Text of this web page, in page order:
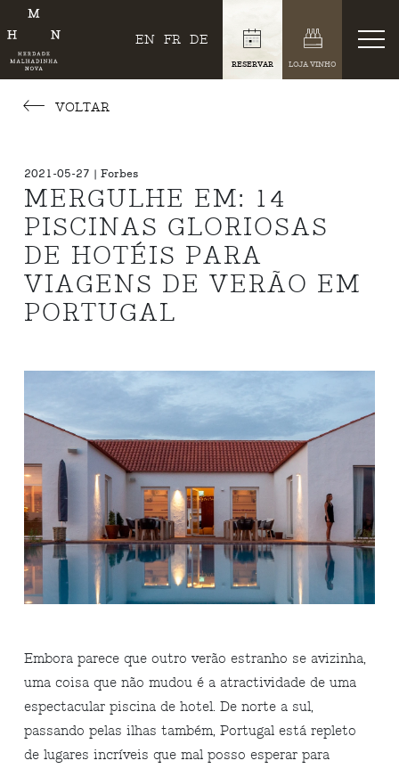
EN FR DE
RESERVAR LOJA VINHO
VOLTAR
2021-05-27 | Forbes
MERGULHE EM: 14
PISCINAS GLORIOSAS
DE HOTÉIS PARA
VIAGENS DE VERÃO EM
PORTUGAL
Embora parece que outro verão estranho se avizinha,
uma coisa que não mudou é a atractividade de uma
espectacular piscina de hotel. De norte a sul,
passando pelas ilhas também, Portugal está repleto
de lugares incríveis que mal posso esperar para